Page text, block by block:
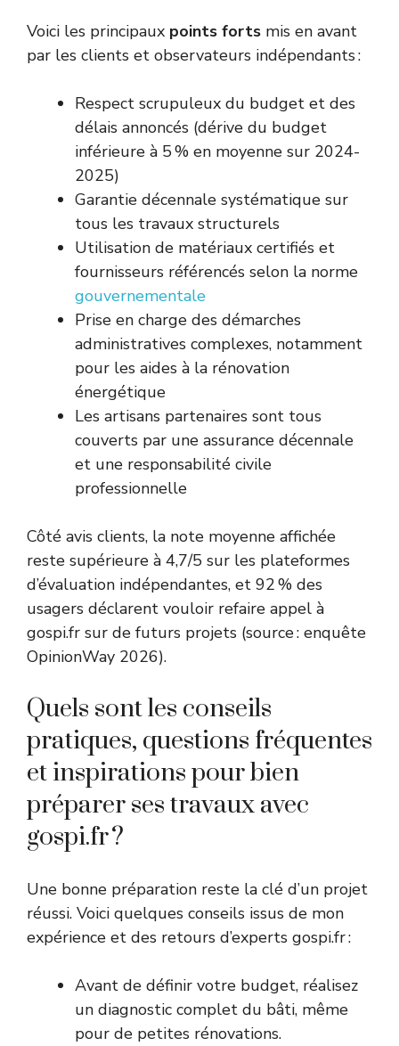
Voici les principaux points forts mis en avant
par les clients et observateurs indépendants :
Respect scrupuleux du budget et des
délais annoncés (dérive du budget
inférieure à 5 % en moyenne sur 2024-
2025)
Garantie décennale systématique sur
tous les travaux structurels
Utilisation de matériaux certifiés et
fournisseurs référencés selon la norme
gouvernementale
Prise en charge des démarches
administratives complexes, notamment
pour les aides à la rénovation
énergétique
Les artisans partenaires sont tous
couverts par une assurance décennale
et une responsabilité civile
professionnelle
Côté avis clients, la note moyenne affichée
reste supérieure à 4,7/5 sur les plateformes
d’évaluation indépendantes, et 92 % des
usagers déclarent vouloir refaire appel à
gospi.fr sur de futurs projets (source : enquête
OpinionWay 2026).
Quels sont les conseils
pratiques, questions fréquentes
et inspirations pour bien
préparer ses travaux avec
gospi.fr ?
Une bonne préparation reste la clé d’un projet
réussi. Voici quelques conseils issus de mon
expérience et des retours d’experts gospi.fr :
Avant de définir votre budget, réalisez
un diagnostic complet du bâti, même
pour de petites rénovations.